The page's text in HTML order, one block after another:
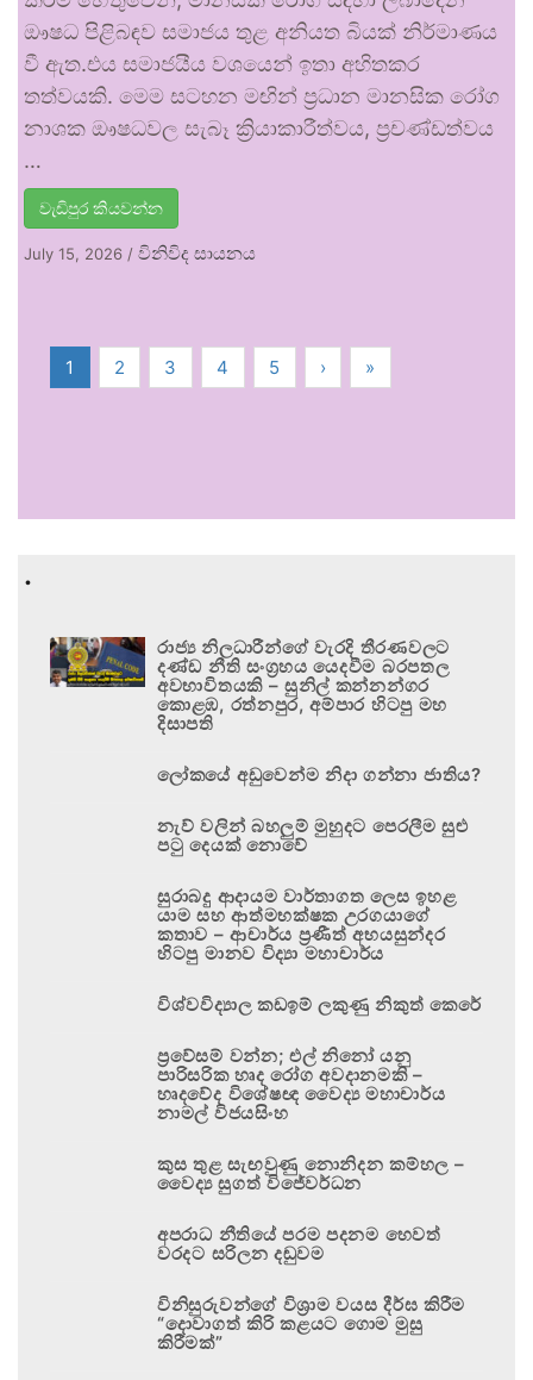
ඖෂධ පිළිබඳව සමාජය තුළ අනියත බියක් නිර්මාණය
වී ඇත.එය සමාජයීය වශයෙන් ඉතා අහිතකර
තත්වයකි. මෙම සටහන මඟින් ප්‍රධාන මානසික රෝග
නාශක ඖෂධවල සැබෑ ක්‍රියාකාරීත්වය, ප්‍රචණ්ඩත්වය
…
වැඩිපුර කියවන්න
July 15, 2026 / විනිවිද සායනය
1 2 3 4 5 › »
.
රාජ්‍ය නිලධාරීන්ගේ වැරදි තීරණවලට
දණ්ඩ නීති සංග්‍රහය යෙදවීම බරපතල
අවභාවිතයකි – සුනිල් කන්නන්ගර
කොළඹ, රත්නපුර, අම්පාර හිටපු මහ
දිසාපති
ලෝකයේ අඩුවෙන්ම නිදා ගන්නා ජාතිය?
නැව් වලින් බහලුම් මුහුදට පෙරලීම සුළු
පටු දෙයක් නොවේ
සුරාබදු ආදායම වාර්තාගත ලෙස ඉහළ
යාම සහ ආත්මභක්ෂක උරගයාගේ
කතාව – ආචාර්ය ප්‍රණීත් අභයසුන්දර
හිටපු මානව විද්‍යා මහාචාර්ය
විශ්වවිද්‍යාල කඩඉම් ලකුණු නිකුත් කෙරේ
ප්‍රවේසම් වන්න; එල් නිනෝ යනු
පාරිසරික හෘද රෝග අවදානමකි –
හෘදවේද විශේෂඥ වෛද්‍ය මහාචාර්ය
නාමල් විජයසිංහ
කුස තුළ සැඟවුණු නොනිදන කම්හල –
වෛද්‍ය සුගත් විජේවර්ධන
අපරාධ නීතියේ පරම පදනම හෙවත්
වරදට සරිලන දඬුවම
විනිසුරුවන්ගේ විශ්‍රාම වයස දීර්ඝ කිරීම
“දොවාගත් කිරි කළයට ගොම මුසු
කිරීමක්”